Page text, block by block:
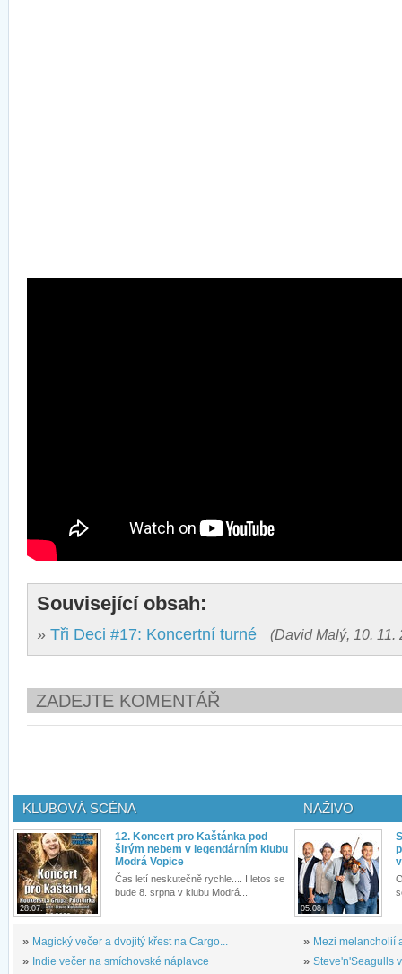
Související obsah:
» Tři Deci #17: Koncertní turné (David Malý, 10. 11.
ZADEJTE KOMENTÁŘ
KLUBOVÁ SCÉNA
28.07.
12. Koncert pro Kaštánka pod
širým nebem v legendárním klubu
Modrá Vopice
Čas letí neskutečně rychle.... I letos se
bude 8. srpna v klubu Modrá...
» Magický večer a dvojitý křest na Cargo...
» Indie večer na smíchovské náplavce
NAŽIVO
05.08.
» Mezi melancholií
» Steve'n'Seagulls